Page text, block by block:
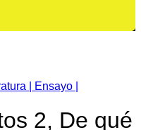
| Ensayo |
2, De qué